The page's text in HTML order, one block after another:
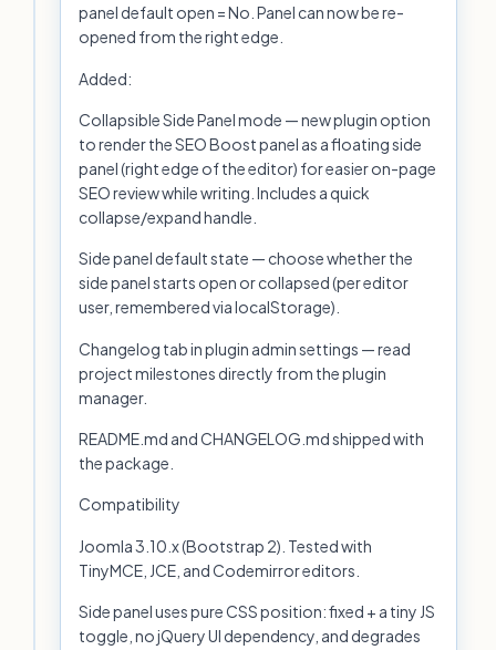
panel default open = No. Panel can now be re-
opened from the right edge.
Added:
Collapsible Side Panel mode — new plugin option
to render the SEO Boost panel as a floating side
panel (right edge of the editor) for easier on-page
SEO review while writing. Includes a quick
collapse/expand handle.
Side panel default state — choose whether the
side panel starts open or collapsed (per editor
user, remembered via localStorage).
Changelog tab in plugin admin settings — read
project milestones directly from the plugin
manager.
README.md and CHANGELOG.md shipped with
the package.
Compatibility
Joomla 3.10.x (Bootstrap 2). Tested with
TinyMCE, JCE, and Codemirror editors.
Side panel uses pure CSS position: fixed + a tiny JS
toggle, no jQuery UI dependency, and degrades